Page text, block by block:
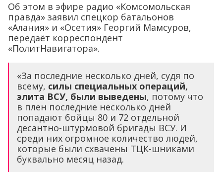
Об этом в эфире радио «Комсомольская
правда» заявил спецкор батальонов
«Алания» и «Осетия» Георгий Мамсуров,
передаёт корреспондент
«ПолитНавигатора».
«За последние несколько дней, судя по
всему, силы специальных операций,
элита ВСУ, были выведены, потому что
в плен последние несколько дней
попадают бойцы 80 и 72 отдельной
десантно-штурмовой бригады ВСУ. И
среди них огромное количество людей,
которые были схвачены ТЦК-шниками
буквально месяц назад.